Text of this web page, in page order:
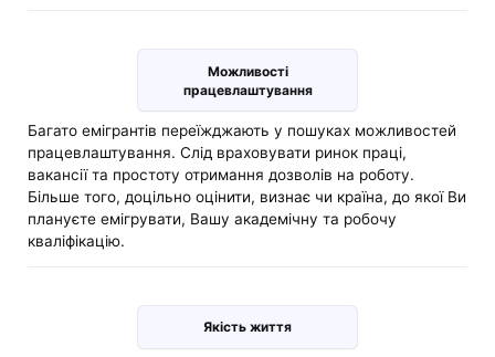
Можливості
працевлаштування
Багато емігрантів переїжджають у пошуках можливостей
працевлаштування. Слід враховувати ринок праці,
вакансії та простоту отримання дозволів на роботу.
Більше того, доцільно оцінити, визнає чи країна, до якої Ви
плануєте емігрувати, Вашу академічну та робочу
кваліфікацію.
Якість життя